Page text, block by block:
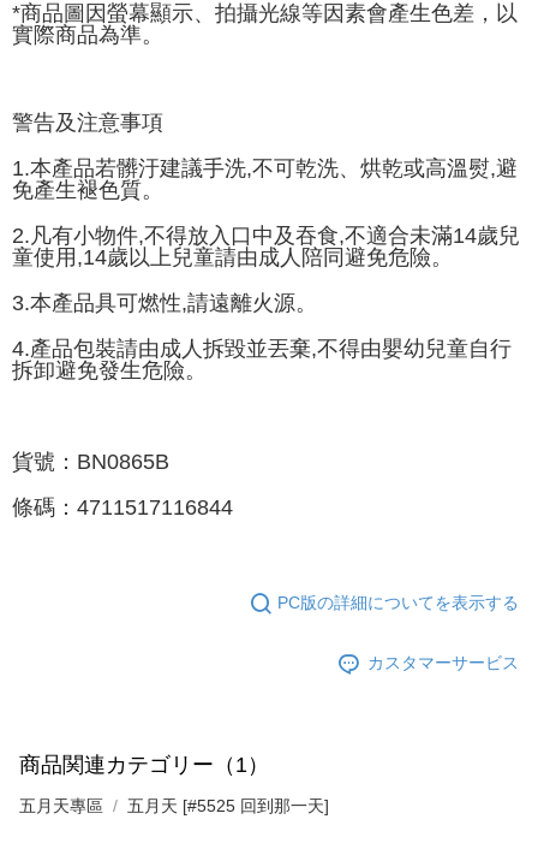
*商品圖因螢幕顯示、拍攝光線等因素會產生色差，以
實際商品為準。
警告及注意事項
1.本產品若髒汙建議手洗,不可乾洗、烘乾或高溫熨,避
免產生褪色質。
2.凡有小物件,不得放入口中及吞食,不適合未滿14歲兒
童使用,14歲以上兒童請由成人陪同避免危險。
3.本產品具可燃性,請遠離火源。
4.產品包裝請由成人拆毀並丟棄,不得由嬰幼兒童自行
拆卸避免發生危險。
貨號：BN0865B
條碼： 4711517116844
PC版の詳細についてを表示する
カスタマーサービス
商品関連カテゴリー（1）
五月天專區 五月天 [#5525 回到那一天]